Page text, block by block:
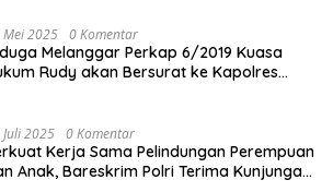
Mei 2025 0 Komentar
Melanggar Perkap 6/2019 Kuasa
Rudy akan Bersurat ke Kapolres
2025 0 Komentar
Kerja Sama Pelindungan Perempuan
Anak, Bareskrim Polri Terima Kunjungan